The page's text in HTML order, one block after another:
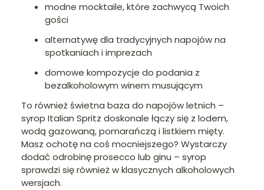
modne mocktaile, które zachwycą Twoich
gości
alternatywę dla tradycyjnych napojów na
spotkaniach i imprezach
domowe kompozycje do podania z
bezalkoholowym winem musującym
To również świetna baza do napojów letnich –
syrop Italian Spritz doskonale łączy się z lodem,
wodą gazowaną, pomarańczą i listkiem mięty.
Masz ochotę na coś mocniejszego? Wystarczy
dodać odrobinę prosecco lub ginu – syrop
sprawdzi się również w klasycznych alkoholowych
wersjach.